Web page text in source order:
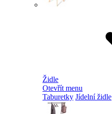
Židle
Otevřít menu
Taburetky Jídelní židle